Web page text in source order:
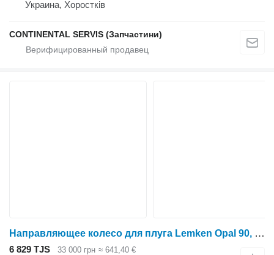
Украина, Хоростків
CONTINENTAL SERVIS (Запчастини)
Направляющее колесо для плуга Lemken Opal 90, Opal 110, Opal 120, Opal 140
6 829 TJS 33 000 грн ≈ 641,40 €